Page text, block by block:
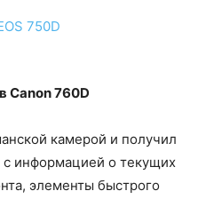
Canon 760D
камерой и получил
с информацией о текущих
элементы быстрого